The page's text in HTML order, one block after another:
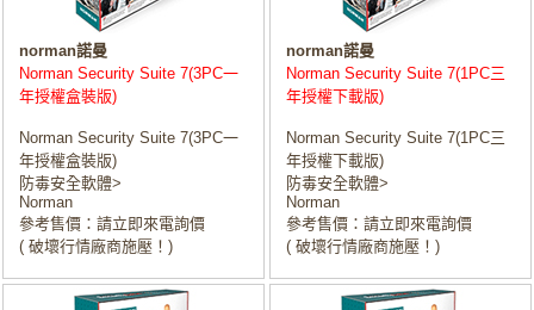
norman諾曼
Norman Security Suite 7(3PC一
年授權盒裝版)
Norman Security Suite 7(3PC一
年授權盒裝版)
防毒安全軟體>
Norman
參考售價：請立即來電詢價
( 破壞行情廠商施壓！)
norman諾曼
Norman Security Suite 7(1PC三
年授權下載版)
Norman Security Suite 7(1PC三
年授權下載版)
防毒安全軟體>
Norman
參考售價：請立即來電詢價
( 破壞行情廠商施壓！)